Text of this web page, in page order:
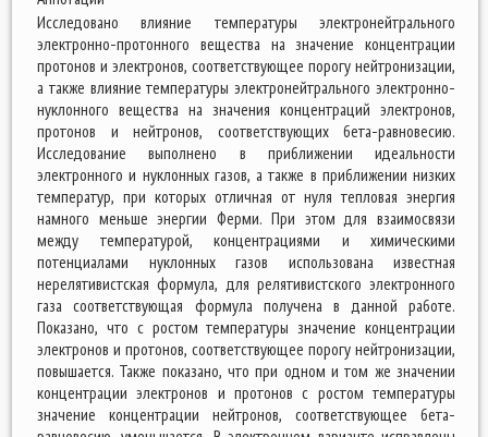
Исследовано влияние температуры электронейтрального
электронно-протонного вещества на значение концентрации
протонов и электронов, соответствующее порогу нейтронизации,
а также влияние температуры электронейтрального электронно-
нуклонного вещества на значения концентраций электронов,
протонов и нейтронов, соответствующих бета-равновесию.
Исследование выполнено в приближении идеальности
электронного и нуклонных газов, а также в приближении низких
температур, при которых отличная от нуля тепловая энергия
намного меньше энергии Ферми. При этом для взаимосвязи
между температурой, концентрациями и химическими
потенциалами нуклонных газов использована известная
нерелятивистская формула, для релятивистского электронного
газа соответствующая формула получена в данной работе.
Показано, что с ростом температуры значение концентрации
электронов и протонов, соответствующее порогу нейтронизации,
повышается. Также показано, что при одном и том же значении
концентрации электронов и протонов с ростом температуры
значение концентрации нейтронов, соответствующее бета-